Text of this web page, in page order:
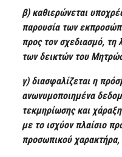
β) καθιερώνεται
παρουσία των
προς τον σχεδιασμό, τη
των δεικτών του
γ) διασφαλίζεται η
ανωνυμοποιημένα
τεκμηρίωσης και
με το ισχύον πλαίσιο
προσωπικού χαρακτήρα,